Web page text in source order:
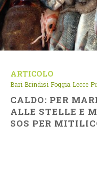
ARTICOLO
Bari Brindisi Foggia Lecce
CALDO: PER
ALLE STELLE E
SOS PER